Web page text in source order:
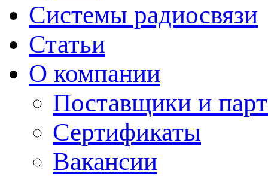
Системы радиосвязи
Статьи
О компании
Поставщики и
Cертификаты
Вакансии